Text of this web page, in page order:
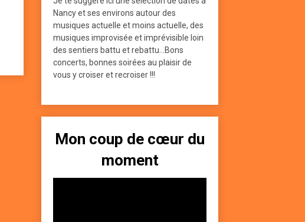
Nancy et ses environs autour des
musiques actuelle et moins actuelle, des
musiques improvisée et imprévisible loin
des sentiers battu et rebattu...Bons
concerts, bonnes soirées au plaisir de
vous y croiser et recroiser !!!
Mon coup de cœur du
moment